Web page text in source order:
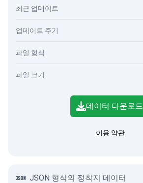
최근 업데이트
업데이트 주기
파일 형식
파일 크기
데이터 다운로드
이용 약관
JSON 형식의 정착지 데이터